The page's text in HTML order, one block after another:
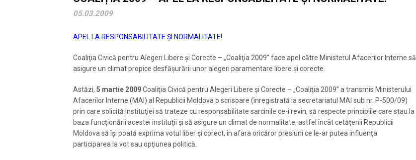
05.03.2009
APEL LA RESPONSABILITATE ȘI NORMALITATE!
Coaliţia Civică pentru Alegeri Libere şi Corecte – „Coaliţia 2009” face apel către Ministerul Afacerilor Interne să
asigure un climat propice desfăşurării unor alegeri paramentare libere şi corecte.
Astăzi, 5 martie 2009Coaliţia Civică pentru Alegeri Libere şi Corecte – „Coaliţia 2009” a transmis Ministerului
Afacerilor Interne (MAI) al Republicii Moldova o scrisoare (înregistrată la secretariatul MAI sub nr. P-500/09)
prin care solicită instituţiei să trateze cu responsabilitate sarcinile ce-i revin, să respecte principiile care stau la
baza funcţionării acestei instituţii şi să asigure un climat de normalitate, astfel încât cetăţenii Republicii
Moldova să îşi poată exprima votul liber şi corect, în afara oricăror presiuni ce le-ar putea influenţa
participarea la vot sau opţiunea politică.